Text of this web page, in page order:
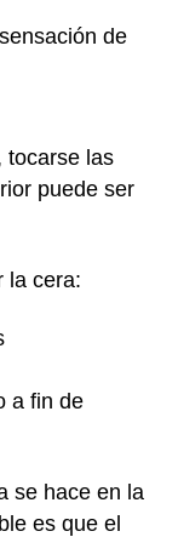
de
tocarse las
puede ser
la cera:
a fin de
se hace en la
es que el